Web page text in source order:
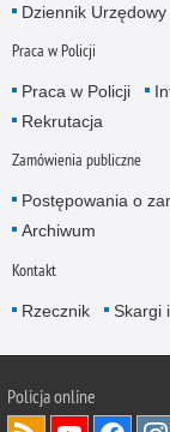
Dziennik Urzędowy
Praca w Policji
Praca w Policji
Rekrutacja
Zamówienia publiczne
Postępowania o
Archiwum
Kontakt
Rzecznik Skargi
Policjaonline